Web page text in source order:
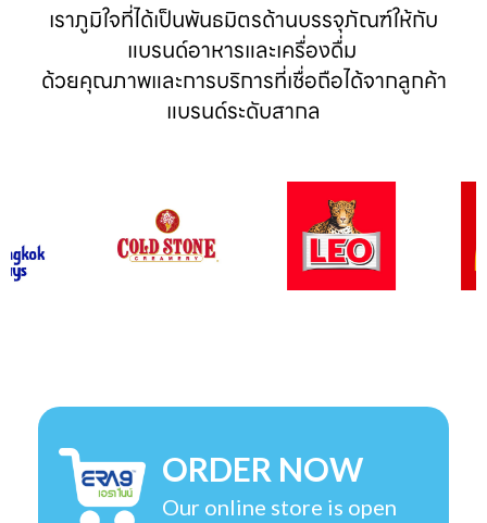
เราภูมิใจที่ได้เป็นพันธมิตรด้านบรรจุภัณฑ์ให้กับ
แบรนด์อาหารและเครื่องดื่ม
ด้วยคุณภาพและการบริการที่เชื่อถือได้จากลูกค้า
แบรนด์ระดับสากล
ORDER NOW
Our online store is open